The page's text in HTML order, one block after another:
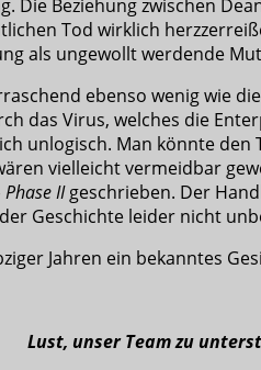
Die Beziehung zwischen
Tod wirklich
als ungewollt werdende
ebenso wenig wie
das Virus, welches die
unlogisch. Man könnte
vielleicht vermeidbar
IIgeschrieben. Der
Geschichte leider nicht
Jahren ein bekanntes
Lust, unser Team zu